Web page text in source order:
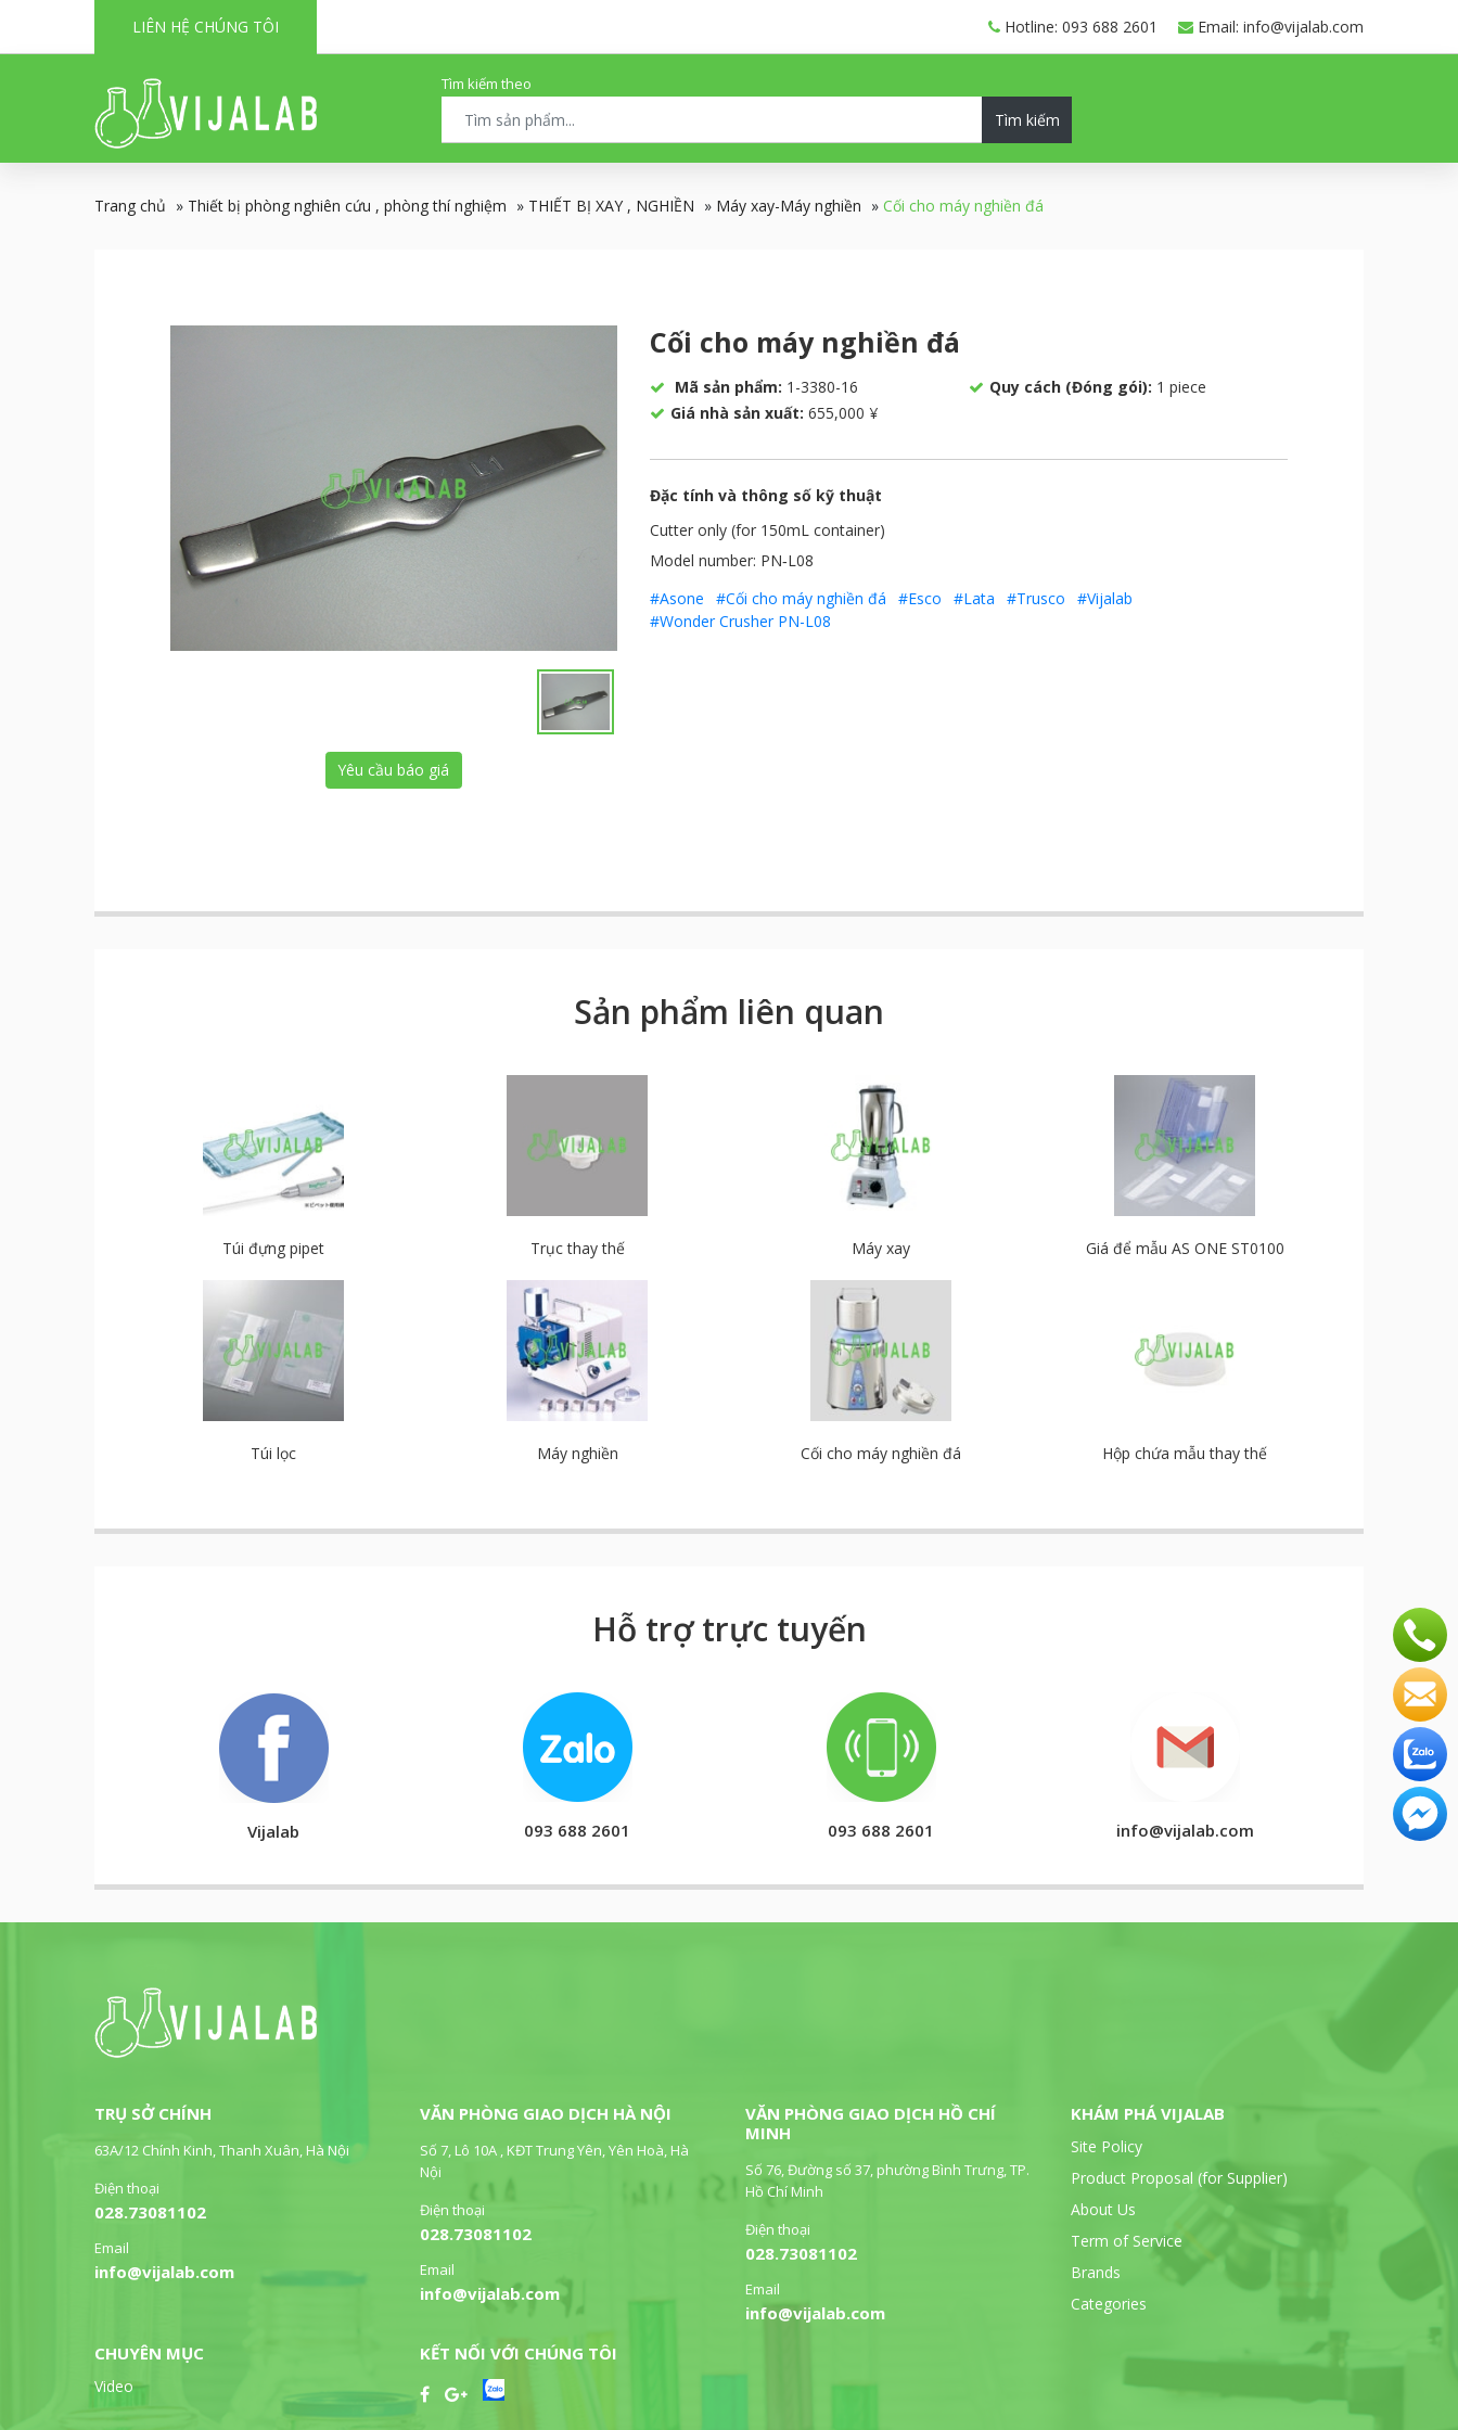
LIÊN HỆ CHÚNG TÔI Hotline: 093 688 2601 Email: info@vijalab.com
Tìm kiếm theo
Tìm kiếm
Trang chủ » Thiết bị phòng nghiên cứu , phòng thí nghiệm » THIẾT BỊ XAY , NGHIỀN » Máy xay-Máy nghiền » Cối cho máy nghiền đá
Yêu cầu báo giá
Cối cho máy nghiền đá
Mã sản phẩm: 1-3380-16 Quy cách (Đóng gói): 1 piece
Giá nhà sản xuất: 655,000 ¥
Đặc tính và thông số kỹ thuật
Cutter only (for 150mL container)
Model number: PN‐L08
#Asone
#Cối cho máy nghiền đá #Esco #Lata #Trusco
#Vijalab
#Wonder Crusher PN-L08
Sản phẩm liên quan
Túi đựng pipet Trục thay thế Máy xay Giá để mẫu AS ONE ST0100
Túi lọc Máy nghiền Cối cho máy nghiền đá Hộp chứa mẫu thay thế
Hỗ trợ trực tuyến
Vijalab 093 688 2601 093 688 2601 info@vijalab.com
TRỤ SỞ CHÍNH
63A/12 Chính Kinh, Thanh Xuân, Hà Nội
Điện thoại
028.73081102
Email
info@vijalab.com
VĂN PHÒNG GIAO DỊCH HÀ NỘI
Số 7, Lô 10A , KĐT Trung Yên, Yên Hoà, Hà
Nội
Điện thoại
028.73081102
Email
info@vijalab.com
VĂN PHÒNG GIAO DỊCH HỒ CHÍ
MINH
Số 76, Đường số 37, phường Bình Trưng, TP.
Hồ Chí Minh
Điện thoại
028.73081102
Email
info@vijalab.com
KHÁM PHÁ VIJALAB
Site Policy
Product Proposal (for Supplier)
About Us
Term of Service
Brands
Categories
CHUYÊN MỤC
Video
KẾT NỐI VỚI CHÚNG TÔI